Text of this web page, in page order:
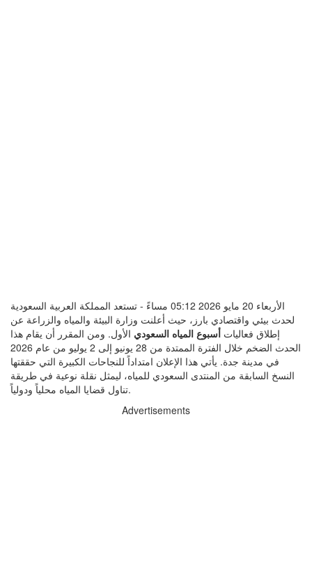
الأربعاء 20 مايو 2026 05:12 مساءً - تستعد المملكة العربية السعودية
لحدث بيئي واقتصادي بارز، حيث أعلنت وزارة البيئة والمياه والزراعة عن
إطلاق فعاليات أسبوع المياه السعودي الأول. ومن المقرر أن يقام هذا
الحدث الضخم خلال الفترة الممتدة من 28 يونيو إلى 2 يوليو من عام 2026
في مدينة جدة. يأتي هذا الإعلان امتداداً للنجاحات الكبيرة التي حققتها
النسخ السابقة من المنتدى السعودي للمياه، ليمثل نقلة نوعية في طريقة
تناول قضايا المياه محلياً ودولياً.
Advertisements